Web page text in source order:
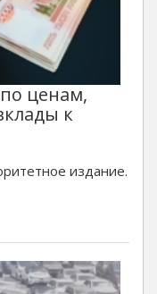
ценам,
к
издание.